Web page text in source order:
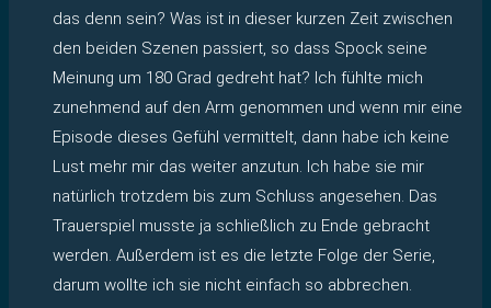
das denn sein? Was ist in dieser kurzen Zeit zwischen
den beiden Szenen passiert, so dass Spock seine
Meinung um 180 Grad gedreht hat? Ich fühlte mich
zunehmend auf den Arm genommen und wenn mir eine
Episode dieses Gefühl vermittelt, dann habe ich keine
Lust mehr mir das weiter anzutun. Ich habe sie mir
natürlich trotzdem bis zum Schluss angesehen. Das
Trauerspiel musste ja schließlich zu Ende gebracht
werden. Außerdem ist es die letzte Folge der Serie,
darum wollte ich sie nicht einfach so abbrechen.